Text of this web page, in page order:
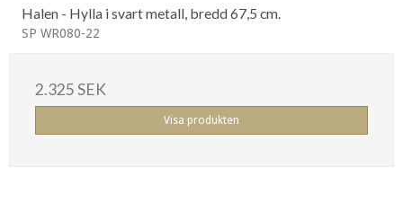
Halen - Hylla i svart metall, bredd 67,5 cm.
SP WR080-22
2.325 SEK
Visa produkten